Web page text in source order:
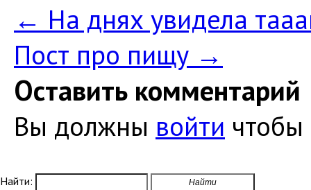
← На днях увидела
Пост про пищу →
Оставить комментарий
Вы должны войти
Найти: